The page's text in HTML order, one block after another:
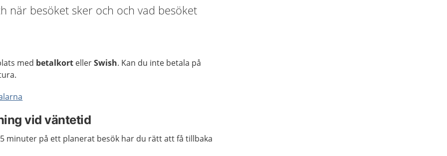
när besöket sker och och vad besöket
med betalkort ellerSwish. Kan du inte betala på
vid väntetid
minuter på ett planerat besök har du rätt att få tillbaka